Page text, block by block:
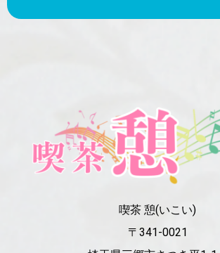
喫茶 憩(いこい)
〒341-0021